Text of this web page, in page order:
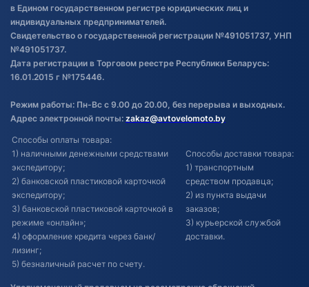
в Едином государственном регистре юридических лиц и
индивидуальных предпринимателей.
Свидетельство о государственной регистрации №491051737, УНП
№491051737.
Дата регистрации в Торговом реестре Республики Беларусь:
16.01.2015 г №175446.
Режим работы: Пн-Вс с 9.00 до 20.00, без перерыва и выходных.
Адрес электронной почты: zakaz@avtovelomoto.by
Способы оплаты товара:
1) наличными денежными средствами
экспедитору;
2) банковской пластиковой карточкой
экспедитору;
3) банковской пластиковой карточкой в
режиме «онлайн»;
4) оформление кредита через банк/
лизинг;
5) безналичный расчет по счету.
Способы доставки товара:
1) транспортным
средством продавца;
2) из пункта выдачи
заказов;
3) курьерской службой
доставки.